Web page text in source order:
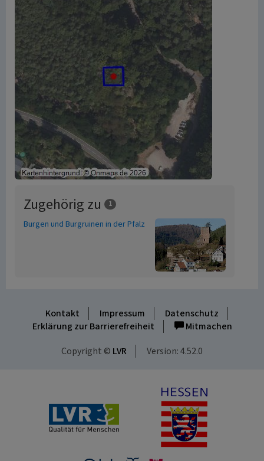
Zugehörig zu 1
Burgen und Burgruinen in der Pfalz
Kontakt Impressum
Datenschutz
Erklärung zur Barrierefreiheit
Mitmachen
Copyright © LVR Version: 4.52.0